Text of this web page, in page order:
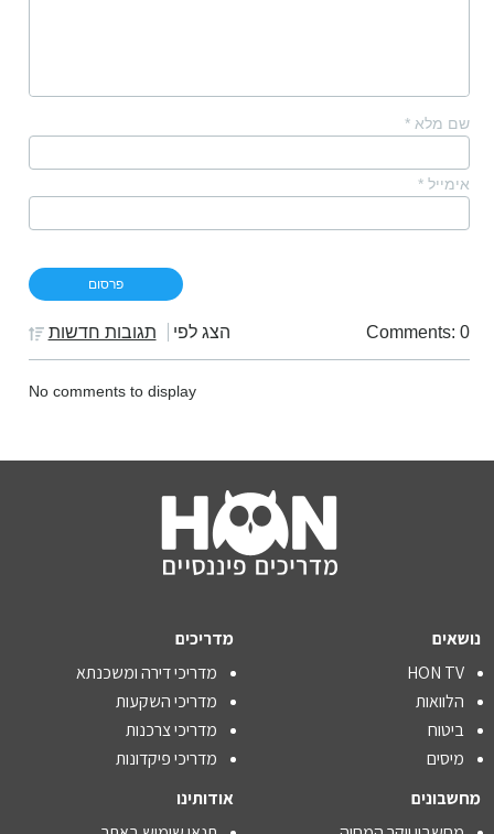
שם מלא *
אימייל *
Comments: 0 הצג לפי תגובות חדשות
No comments to display
נושאים
HON TV
הלוואות
ביטוח
מיסים
מדריכים
מדריכי דירה ומשכנתא
מדריכי השקעות
מדריכי צרכנות
מדריכי פיקדונות
מחשבונים
אודותינו